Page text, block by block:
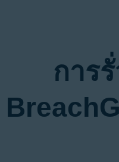
การ